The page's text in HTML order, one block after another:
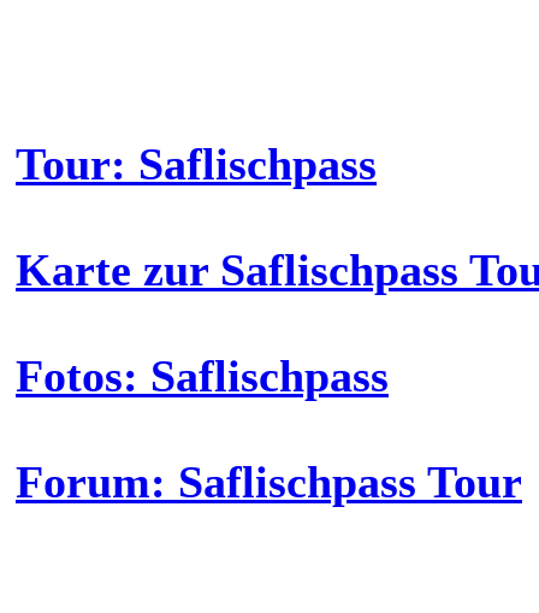
Tour: Saflischpass
Karte zur Saflischpass
Fotos: Saflischpass
Forum: Saflischpass Tour